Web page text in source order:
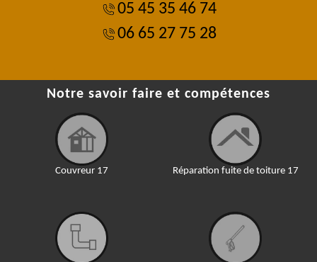
05 45 35 46 74
06 65 27 75 28
Notre savoir faire et compétences
Couvreur 17 Réparation fuite de toiture 17